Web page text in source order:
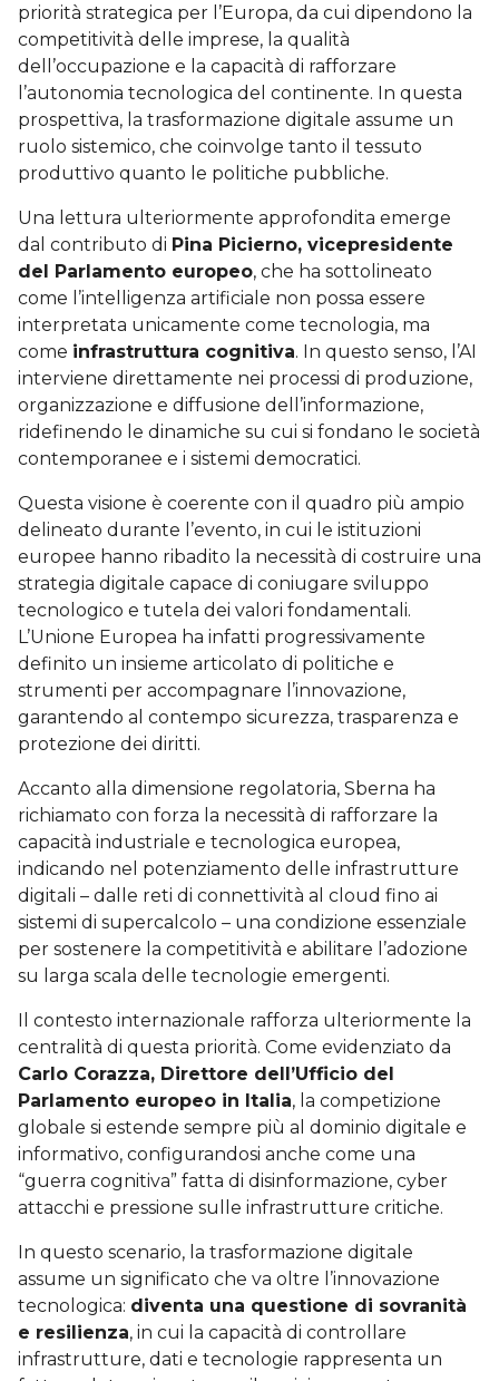
priorità strategica per l’Europa, da cui dipendono la
competitività delle imprese, la qualità
dell’occupazione e la capacità di rafforzare
l’autonomia tecnologica del continente. In questa
prospettiva, la trasformazione digitale assume un
ruolo sistemico, che coinvolge tanto il tessuto
produttivo quanto le politiche pubbliche.
Una lettura ulteriormente approfondita emerge
dal contributo di Pina Picierno, vicepresidente
del Parlamento europeo, che ha sottolineato
come l’intelligenza artificiale non possa essere
interpretata unicamente come tecnologia, ma
come infrastruttura cognitiva. In questo senso, l’AI
interviene direttamente nei processi di produzione,
organizzazione e diffusione dell’informazione,
ridefinendo le dinamiche su cui si fondano le società
contemporanee e i sistemi democratici.
Questa visione è coerente con il quadro più ampio
delineato durante l’evento, in cui le istituzioni
europee hanno ribadito la necessità di costruire una
strategia digitale capace di coniugare sviluppo
tecnologico e tutela dei valori fondamentali.
L’Unione Europea ha infatti progressivamente
definito un insieme articolato di politiche e
strumenti per accompagnare l’innovazione,
garantendo al contempo sicurezza, trasparenza e
protezione dei diritti.
Accanto alla dimensione regolatoria, Sberna ha
richiamato con forza la necessità di rafforzare la
capacità industriale e tecnologica europea,
indicando nel potenziamento delle infrastrutture
digitali – dalle reti di connettività al cloud fino ai
sistemi di supercalcolo – una condizione essenziale
per sostenere la competitività e abilitare l’adozione
su larga scala delle tecnologie emergenti.
Il contesto internazionale rafforza ulteriormente la
centralità di questa priorità. Come evidenziato da
Carlo Corazza, Direttore dell’Ufficio del
Parlamento europeo in Italia, la competizione
globale si estende sempre più al dominio digitale e
informativo, configurandosi anche come una
“guerra cognitiva” fatta di disinformazione, cyber
attacchi e pressione sulle infrastrutture critiche.
In questo scenario, la trasformazione digitale
assume un significato che va oltre l’innovazione
tecnologica: diventa una questione di sovranità
e resilienza, in cui la capacità di controllare
infrastrutture, dati e tecnologie rappresenta un